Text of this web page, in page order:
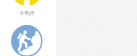
手电控